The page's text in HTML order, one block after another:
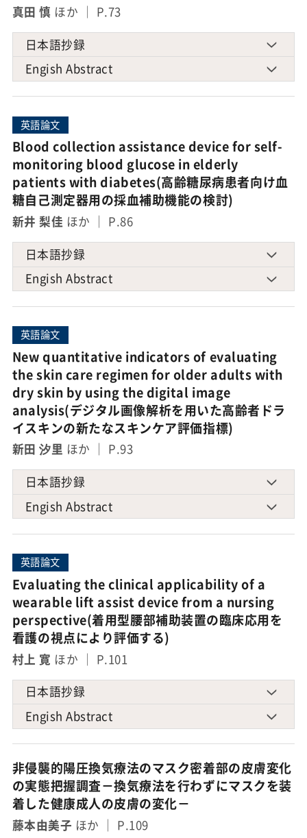
真田 慎 ほか ｜ P.73
日本語抄録
Engish Abstract
英語論文
Blood collection assistance device for self-
monitoring blood glucose in elderly
patients with diabetes(高齢糖尿病患者向け血
糖自己測定器用の採血補助機能の検討)
新井 梨佳 ほか ｜ P.86
日本語抄録
Engish Abstract
英語論文
New quantitative indicators of evaluating
the skin care regimen for older adults with
dry skin by using the digital image
analysis(デジタル画像解析を用いた高齢者ドラ
イスキンの新たなスキンケア評価指標)
新田 汐里 ほか ｜ P.93
日本語抄録
Engish Abstract
英語論文
Evaluating the clinical applicability of a
wearable lift assist device from a nursing
perspective(着用型腰部補助装置の臨床応用を
看護の視点により評価する)
村上 寛 ほか ｜ P.101
日本語抄録
Engish Abstract
非侵襲的陽圧換気療法のマスク密着部の皮膚変化
の実態把握調査－換気療法を行わずにマスクを装
着した健康成人の皮膚の変化－
藤本由美子 ほか ｜ P.109